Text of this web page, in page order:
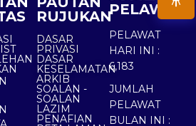
RUJUKAN
DASAR
PRIVASI
DASAR
KESELAMATAN
ARKIB
SOALAN -
SOALAN
LAZIM
PENAFIAN
PELAWAT
PELAWAT
HARI INI :
6,183
JUMLAH
PELAWAT
BULAN INI :